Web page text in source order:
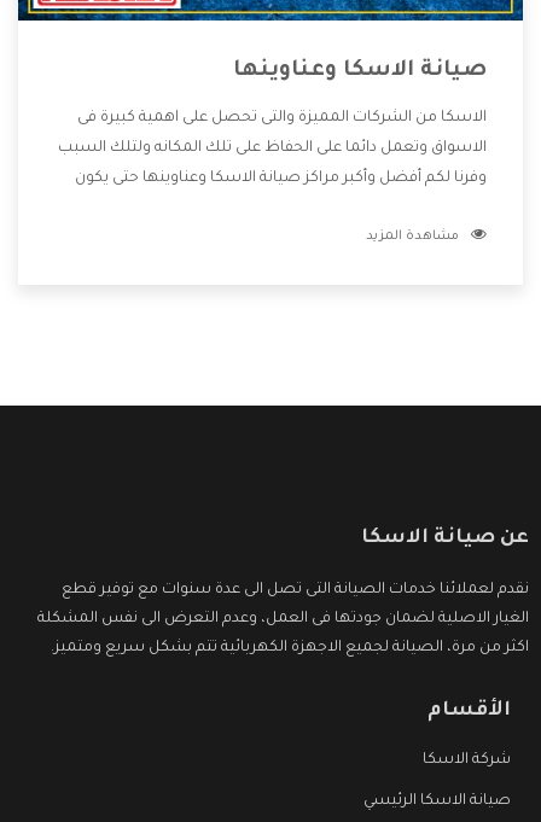
صيانة الاسكا وعناوينها
الاسكا من الشركات المميزة والتى تحصل على اهمية كبيرة فى
الاسواق وتعمل دائما على الحفاظ على تلك المكانه ولتلك السبب
وفرنا لكم أفضل وأكبر مراكز صيانة الاسكا وعناوينها حتى يكون
دون اى ازعاج كما أننا نهتم بكل ما يحتاجه المستهلك لكى نحافظ
مشاهدة المزيد
عن صيانة الاسكا
نقدم لعملائنا خدمات الصيانة التى تصل الى عدة سنوات مع توفير قطع
الغيار الاصلية لضمان جودتها فى العمل، وعدم التعرض الى نفس المشكلة
اكثر من مرة، الصيانة لجميع الاجهزة الكهربائية تتم بشكل سريع ومتميز.
الأقسام
شركة الاسكا
صيانة الاسكا الرئيسي